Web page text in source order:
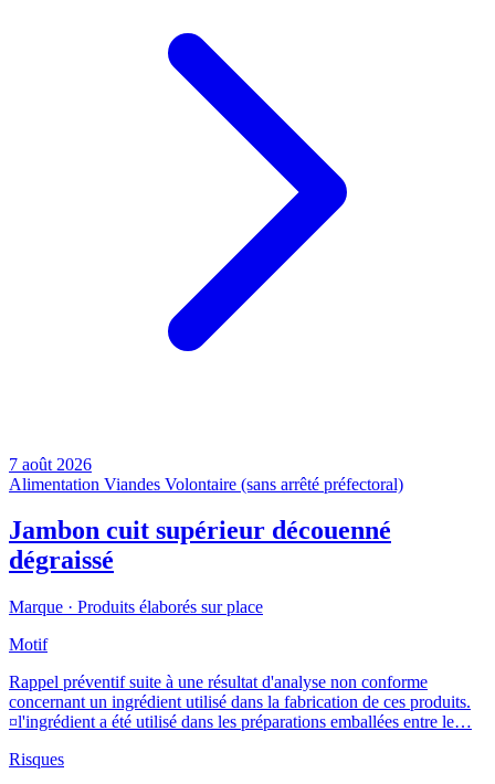
7 août 2026
Alimentation Viandes Volontaire (sans arrêté préfectoral)
Jambon cuit supérieur découenné
dégraissé
Marque · Produits élaborés sur place
Motif
Rappel préventif suite à une résultat d'analyse non conforme
concernant un ingrédient utilisé dans la fabrication de ces produits.
¤l'ingrédient a été utilisé dans les préparations emballées entre le…
Risques